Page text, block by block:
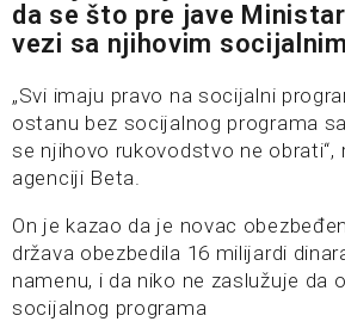
da se što pre jave
vezi sa njihovim
„Svi imaju pravo na socijalni
ostanu bez socijalnog programa
se njihovo rukovodstvo ne obrati“,
agenciji Beta.
On je kazao da je novac
država obezbedila 16 milijardi
namenu, i da niko ne zaslužuje da
socijalnog programa